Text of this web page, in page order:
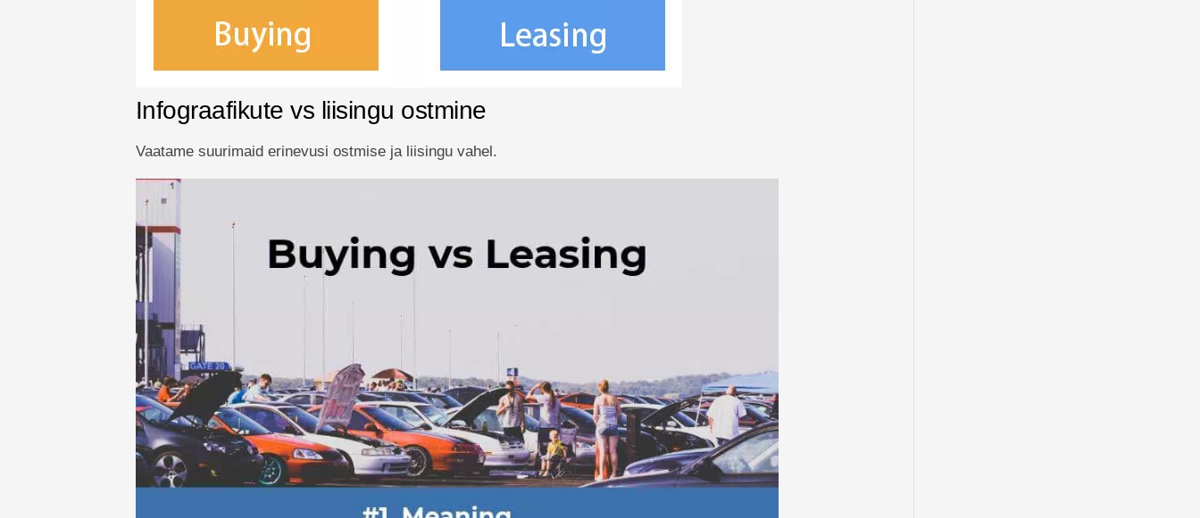
Infograafikute vs liisingu ostmine
Vaatame suurimaid erinevusi ostmise ja liisingu vahel.